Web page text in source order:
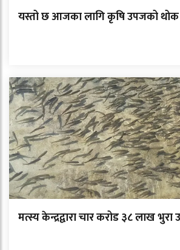
यस्तो छ आजका लागि कृषि उपजको
मत्स्य केन्द्रद्वारा चार करोड ३८ लाख भुरा